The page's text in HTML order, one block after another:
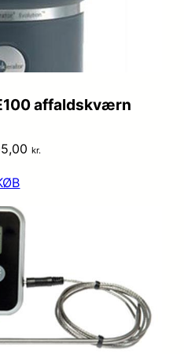
affaldskværn
kr.